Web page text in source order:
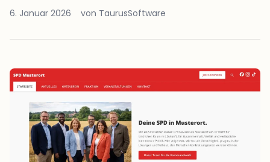
6. Januar 2026 von TaurusSoftware